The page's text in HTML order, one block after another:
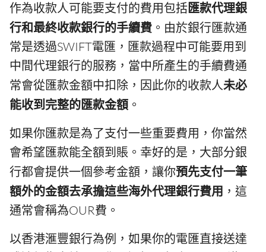
作為收款人可能要支付的費用包括匯款代理銀
行和最終收款銀行的手續費 。由於銀行匯款通
常是透過SWIFT電匯，匯款過程中可能要用到
中間代理銀行的服務，當中所產生的手續費通
常會從匯款金額中扣除，因此你的收款人未必
能收到完整的匯款金額 。
如果你匯款是為了支付一些重要費用，你當然
會希望匯款能全額到賬。幸好的是，大部分銀
行都會提供一個參考金額，讓你預先支付一筆
額外的金額去承擔這些海外代理銀行費用 ，這
通常會稱為OUR費。
以香港滙豐銀行為例，如果你的電匯直接送達